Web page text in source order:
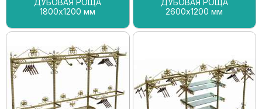
ДУБОВАЯ РОЩА
1800х1200 мм
ДУБОВАЯ РОЩА
2600х1200 мм